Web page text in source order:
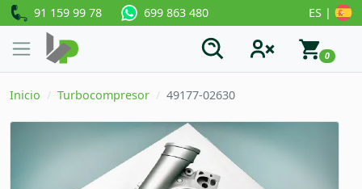
91 159 99 78 699 863 480 ES |
0
Inicio Turbocompresor 49177-02630